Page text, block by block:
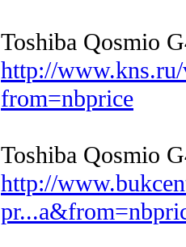
Toshiba Qosmio
http://
from=nbprice
Toshiba Qosmio
http://